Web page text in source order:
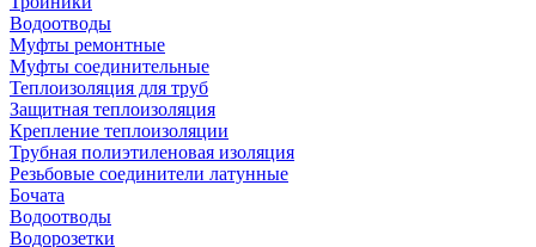
Водоотводы
Муфты ремонтные
Муфты соединительные
Теплоизоляция для труб
Защитная теплоизоляция
Крепление теплоизоляции
Трубная полиэтиленовая изоляция
Резьбовые соединители латунные
Бочата
Водоотводы
Водорозетки